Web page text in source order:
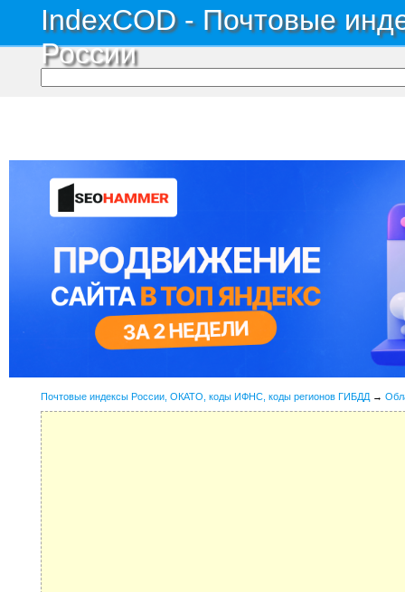
IndexCOD - Почтовые
России
Почтовые индексы России, ОКАТО, коды ИФНС, коды регионов ГИБДД →